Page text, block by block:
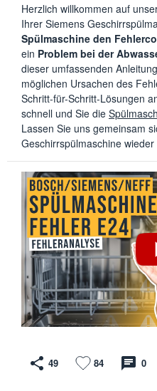
Herzlich willkommen auf
Ihrer Siemens
Spülmaschine den
ein Problem bei der
dieser umfassenden
möglichen Ursachen des
Schritt-für-Schritt-Lösungen
schnell und Sie die
Lassen Sie uns gemeinsam
Geschirrspülmaschine
49 84 0